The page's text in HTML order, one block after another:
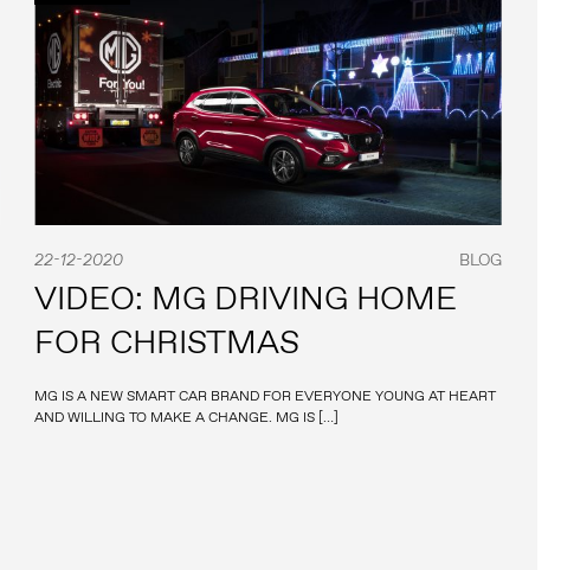
22-12-2020 BLOG
VIDEO: MG DRIVING HOME
FOR CHRISTMAS
MG IS A NEW SMART CAR BRAND FOR EVERYONE YOUNG AT HEART
AND WILLING TO MAKE A CHANGE. MG IS […]